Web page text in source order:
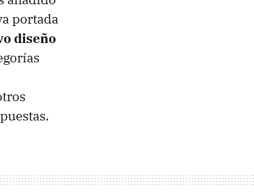
portada
diseño